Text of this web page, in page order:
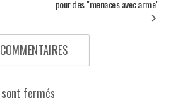
pour des "menaces avec arme"
fermés